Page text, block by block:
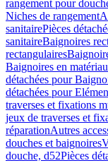
rangement pour
Niches de rangement
sanitairePièces
sanitaireBaignoires
rectangulaires
Baignoires en
détachées pour
détachées pour
traverses et fixations
jeux de traverses et
réparationAutres
douches et baignoires
douche, d52Pièces